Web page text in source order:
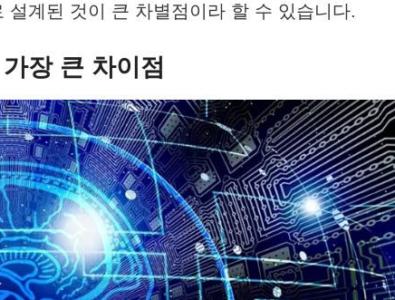
계된 것이 큰 차별점이라 할 수 있습니다.
장 큰 차이점